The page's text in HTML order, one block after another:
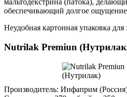
мальтодекстрина (патока),
обеспечивающий долгое
Неудобная картонная упаковка для
Nutrilak Premiun
Производитель: Инфаприм